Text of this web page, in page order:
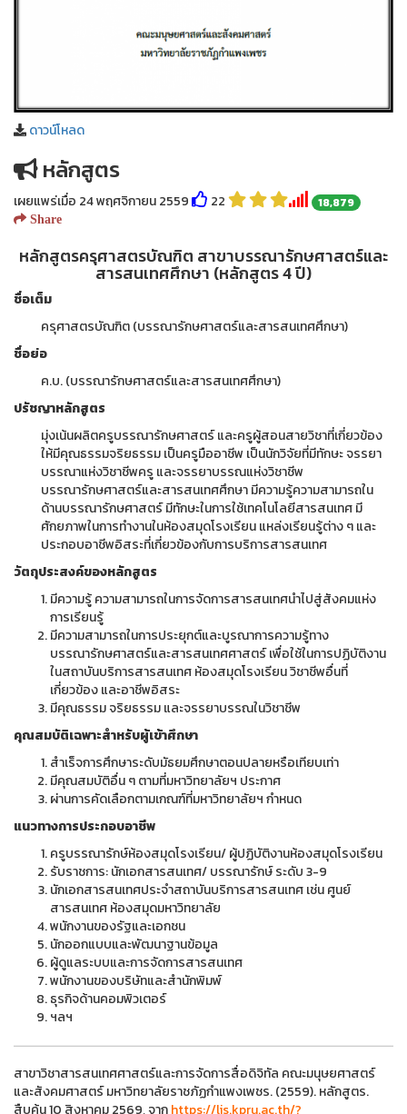
ดาวน์โหลด
หลักสูตร
เผยแพร่เมื่อ 24 พฤศจิกายน 2559 22 18,879
Share
หลักสูตรครุศาสตรบัณฑิต สาขาบรรณารักษศาสตร์และ
สารสนเทศศึกษา (หลักสูตร 4 ปี)
ชื่อเต็ม
ครุศาสตรบัณฑิต (บรรณารักษศาสตร์และสารสนเทศศึกษา)
ชื่อย่อ
ค.บ. (บรรณารักษศาสตร์และสารสนเทศศึกษา)
ปรัชญาหลักสูตร
มุ่งเน้นผลิตครูบรรณารักษศาสตร์ และครูผู้สอนสายวิชาที่เกี่ยวข้อง
ให้มีคุณธรรมจริยธรรม เป็นครูมืออาชีพ เป็นนักวิจัยที่มีทักษะ จรรยา
บรรณาแห่งวิชาชีพครู และจรรยาบรรณแห่งวิชาชีพ
บรรณารักษศาสตร์และสารสนเทศศึกษา มีความรู้ความสามารถใน
ด้านบรรณารักษศาสตร์ มีทักษะในการใช้เทคโนโลยีสารสนเทศ มี
ศักยภาพในการทํางานในห้องสมุดโรงเรียน แหล่งเรียนรู้ต่าง ๆ และ
ประกอบอาชีพอิสระที่เกี่ยวข้องกับการบริการสารสนเทศ
วัตถุประสงค์ของหลักสูตร
มีความรู้ ความสามารถในการจัดการสารสนเทศนำไปสู่สังคมแห่ง
การเรียนรู้
มีความสามารถในการประยุกต์และบูรณาการความรู้ทาง
บรรณารักษศาสตร์และสารสนเทศศาสตร์ เพื่อใช้ในการปฏิบัติงาน
ในสถาบันบริการสารสนเทศ ห้องสมุดโรงเรียน วิชาชีพอื่นที่
เกี่ยวข้อง และอาชีพอิสระ
มีคุณธรรม จริยธรรม และจรรยาบรรณในวิชาชีพ
คุณสมบัติเฉพาะสำหรับผู้เข้าศึกษา
สำเร็จการศึกษาระดับมัธยมศึกษาตอนปลายหรือเทียบเท่า
มีคุณสมบัติอื่น ๆ ตามที่มหาวิทยาลัยฯ ประกาศ
ผ่านการคัดเลือกตามเกณฑ์ที่มหาวิทยาลัยฯ กำหนด
แนวทางการประกอบอาชีพ
ครูบรรณารักษ์ห้องสมุดโรงเรียน/ ผู้ปฏิบัติงานห้องสมุดโรงเรียน
รับราชการ: นักเอกสารสนเทศ/ บรรณารักษ์ ระดับ 3-9
นักเอกสารสนเทศประจำสถาบันบริการสารสนเทศ เช่น ศูนย์
สารสนเทศ ห้องสมุดมหาวิทยาลัย
พนักงานของรัฐและเอกชน
นักออกแบบและพัฒนาฐานข้อมูล
ผู้ดูแลระบบและการจัดการสารสนเทศ
พนักงานของบริษัทและสำนักพิมพ์
ธุรกิจด้านคอมพิวเตอร์
ฯลฯ
สาขาวิชาสารสนเทศศาสตร์และการจัดการสื่อดิจิทัล คณะมนุษยศาสตร์
และสังคมศาสตร์ มหาวิทยาลัยราชภัฏกำแพงเพชร. (2559). หลักสูตร.
สืบค้น 10 สิงหาคม 2569, จากhttps://lis.kpru.ac.th/?